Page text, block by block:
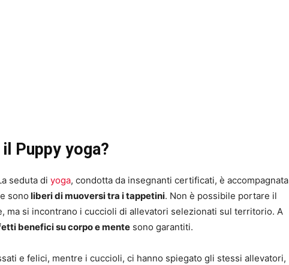
Puppy yoga?
seduta di yoga, condotta da insegnanti certificati, è accompagnata
sono liberi di muoversi tra i tappetini. Non è possibile portare il
ma si incontrano i cuccioli di allevatori selezionati sul territorio. A
benefici su corpo e mente sono garantiti.
e felici, mentre i cuccioli, ci hanno spiegato gli stessi allevatori,